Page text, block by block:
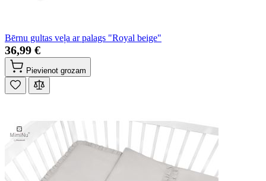
Bērnu gultas veļa ar palags "Royal beige"
36,99 €
Pievienot grozam